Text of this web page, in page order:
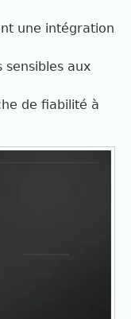
une intégration
sensibles aux
de fiabilité à